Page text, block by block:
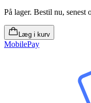
På lager. Bestil nu, senest
Læg i kurv
MobilePay